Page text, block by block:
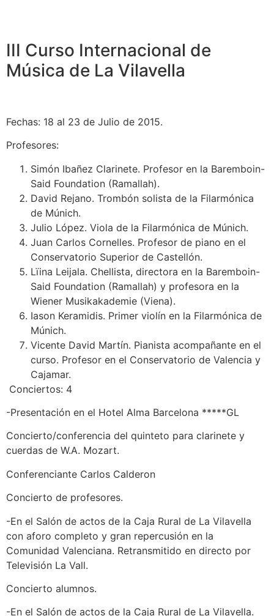
III Curso Internacional de
Música de La Vilavella
Fechas: 18 al 23 de Julio de 2015.
Profesores:
Simón Ibañez Clarinete. Profesor en la Baremboin-
Said Foundation (Ramallah).
David Rejano. Trombón solista de la Filarmónica
de Múnich.
Julio López. Viola de la Filarmónica de Múnich.
Juan Carlos Cornelles. Profesor de piano en el
Conservatorio Superior de Castellón.
Lïina Leijala. Chellista, directora en la Baremboin-
Said Foundation (Ramallah) y profesora en la
Wiener Musikakademie (Viena).
Iason Keramidis. Primer violín en la Filarmónica de
Múnich.
Vicente David Martín. Pianista acompañante en el
curso. Profesor en el Conservatorio de Valencia y
Cajamar.
Conciertos: 4
-Presentación en el Hotel Alma Barcelona *****GL
Concierto/conferencia del quinteto para clarinete y
cuerdas de W.A. Mozart.
Conferenciante Carlos Calderon
Concierto de profesores.
-En el Salón de actos de la Caja Rural de La Vilavella
con aforo completo y gran repercusión en la
Comunidad Valenciana. Retransmitido en directo por
Televisión La Vall.
Concierto alumnos.
-En el Salón de actos de la Caja Rural de La Vilavella.